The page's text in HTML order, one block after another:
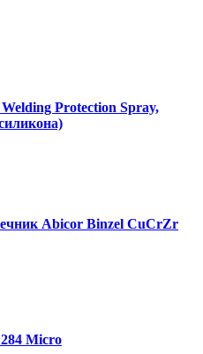
Protection Spray,
Abicor Binzel CuCrZr
Micro